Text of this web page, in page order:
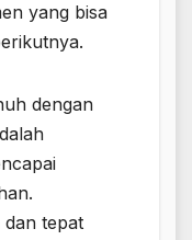
yang bisa
dengan
dan tepat